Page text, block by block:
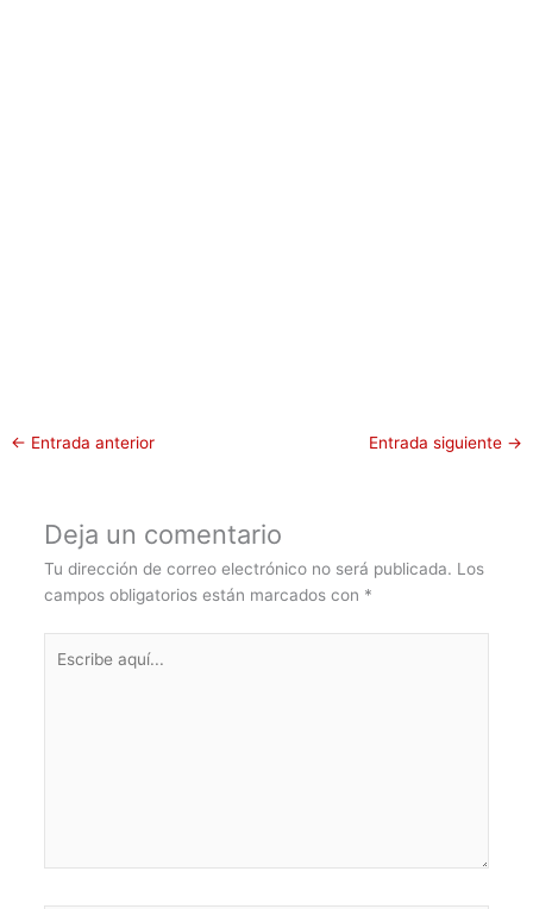
← Entrada anterior Entrada siguiente →
Deja un comentario
Tu dirección de correo electrónico no será publicada. Los
campos obligatorios están marcados con *
aquí...